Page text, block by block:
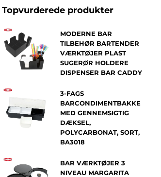
Topvurderede produkter
MODERNE BAR
TILBEHØR BARTENDER
VÆRKTØJER PLAST
SUGERØR HOLDERE
DISPENSER BAR CADDY
3-FAGS
BARCONDIMENTBAKKE
MED GENNEMSIGTIG
DÆKSEL,
POLYCARBONAT, SORT,
BA3018
BAR VÆRKTØJER 3
NIVEAU MARGARITA